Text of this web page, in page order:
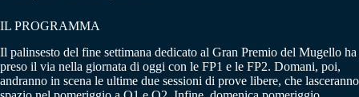
IL PROGRAMMA
Il palinsesto del fine settimana dedicato al Gran Premio del Mugello ha
preso il via nella giornata di oggi con le FP1 e le FP2. Domani, poi,
andranno in scena le ultime due sessioni di prove libere, che lasceranno